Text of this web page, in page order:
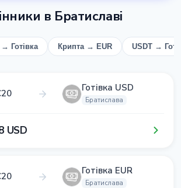
в Братиславі
Готівка Крипта → EUR USDT →
Готівка USD
Братислава
USD
Готівка EUR
Братислава